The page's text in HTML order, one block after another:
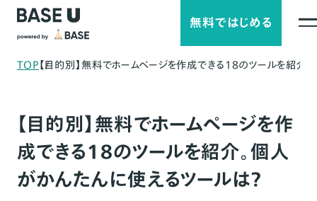
無料ではじめる
TOP【目的別】無料でホームページを作成できる18のツールを紹介
【目的別】無料でホームページを作
成できる18のツールを紹介。個人
がかんたんに使えるツールは？